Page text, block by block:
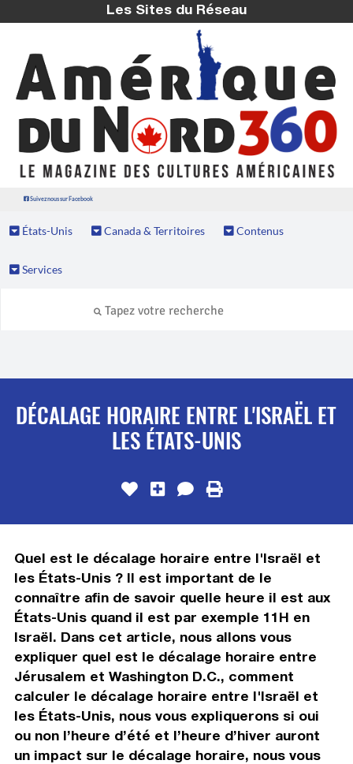
Les Sites du Réseau
Suivez nous sur Facebook
États-Unis Canada & Territoires Contenus
Services
DÉCALAGE HORAIRE ENTRE L'ISRAËL ET
LES ÉTATS-UNIS
Quel est le décalage horaire entre l'Israël et
les États-Unis ? Il est important de le
connaître afin de savoir quelle heure il est aux
États-Unis quand il est par exemple 11H en
Israël. Dans cet article, nous allons vous
expliquer quel est le décalage horaire entre
Jérusalem et Washington D.C., comment
calculer le décalage horaire entre l'Israël et
les États-Unis, nous vous expliquerons si oui
ou non l’heure d’été et l’heure d’hiver auront
un impact sur le décalage horaire, nous vous